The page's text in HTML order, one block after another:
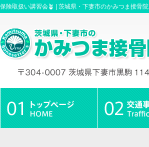
保険取扱い講習会🪴 | 茨城県・下妻市のかみつま接骨院